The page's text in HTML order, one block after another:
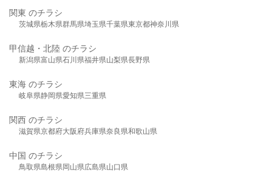
関東 のチラシ
茨城県栃木県群馬県埼玉県千葉県東京都神奈川県
甲信越・北陸 のチラシ
新潟県富山県石川県福井県山梨県長野県
東海 のチラシ
岐阜県静岡県愛知県三重県
関西 のチラシ
滋賀県京都府大阪府兵庫県奈良県和歌山県
中国 のチラシ
鳥取県島根県岡山県広島県山口県